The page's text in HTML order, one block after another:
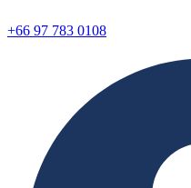
+66 97 783 0108